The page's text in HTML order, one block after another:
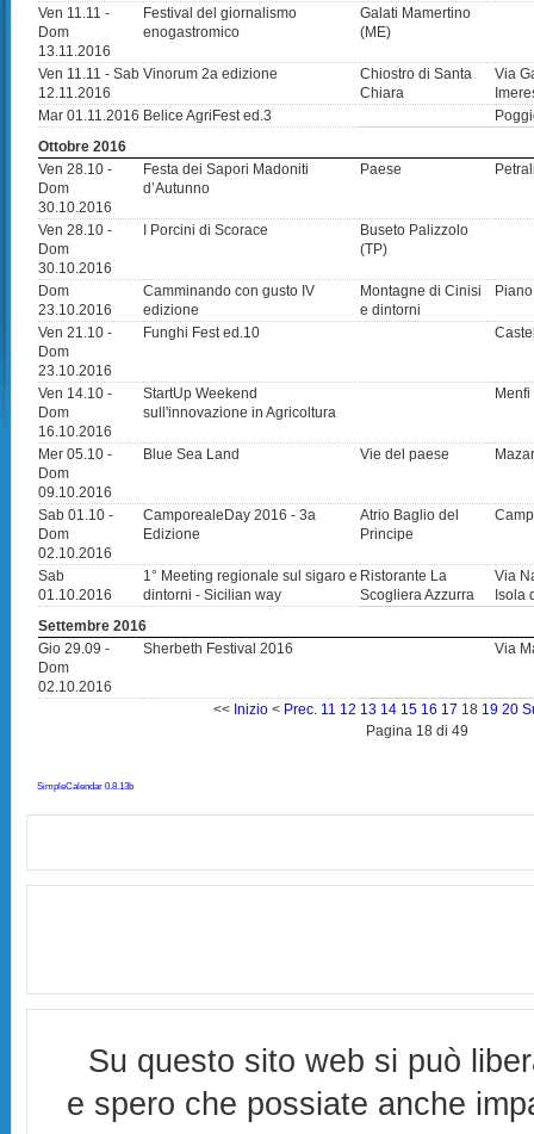
<< Inizio < Prec. 11 12 13 14 15 16 17 18 19 20
Pagina 18 di 49
Ven 11.11 -
Dom
13.11.2016
Festival del giornalismo
enogastromico
Galati Mamertino
(ME)
Ven 11.11 - Sab
12.11.2016
Vinorum 2a edizione
Chiostro di Santa
Chiara
Via
Mar 01.11.2016 Belice AgriFest ed.3
Ottobre 2016
Ven 28.10 -
Dom
30.10.2016
Festa dei Sapori Madoniti
d’Autunno
Paese
Ven 28.10 -
Dom
30.10.2016
I Porcini di Scorace
Buseto Palizzolo
(TP)
Dom
23.10.2016
Camminando con gusto IV
edizione
Montagne di Cinisi
e dintorni
Ven 21.10 -
Dom
23.10.2016
Funghi Fest ed.10
Ven 14.10 -
Dom
16.10.2016
StartUp Weekend
sull'innovazione in Agricoltura
Mer 05.10 -
Dom
09.10.2016
Blue Sea Land Vie del paese
Sab 01.10 -
Dom
02.10.2016
CamporealeDay 2016 - 3a
Edizione
Atrio Baglio del
Principe
Sab
01.10.2016
1° Meeting regionale sul sigaro e
dintorni - Sicilian way
Ristorante La
Scogliera Azzurra
Via
Isola
Settembre 2016
Gio 29.09 -
Dom
02.10.2016
Sherbeth Festival 2016 Via
SimpleCalendar 0.8.13b
Su questo sito web si può
e spero che possiate anche